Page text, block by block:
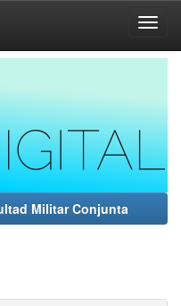
Militar Conjunta